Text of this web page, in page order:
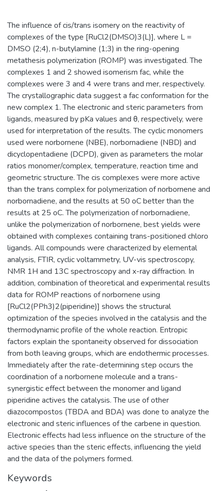
The influence of cis/trans isomery on the reactivity of
complexes of the type [RuCl2(DMSO)3(L)], where L =
DMSO (2;4), n-butylamine (1;3) in the ring-opening
metathesis polymerization (ROMP) was investigated. The
complexes 1 and 2 showed isomerism fac, while the
complexes were 3 and 4 were trans and mer, respectively.
The crystallographic data suggest a fac conformation for the
new complex 1. The electronic and steric parameters from
ligands, measured by pKa values and θ, respectively, were
used for interpretation of the results. The cyclic monomers
used were norbornene (NBE), norbornadiene (NBD) and
dicyclopentadiene (DCPD), given as parameters the molar
ratios monomer/complex, temperature, reaction time and
geometric structure. The cis complexes were more active
than the trans complex for polymerization of norbornene and
norbornadiene, and the results at 50 oC better than the
results at 25 oC. The polymerization of norbornadiene,
unlike the polymerization of norbornene, best yields were
obtained with complexes containing trans-positioned chloro
ligands. All compounds were characterized by elemental
analysis, FTIR, cyclic voltammetry, UV-vis spectroscopy,
NMR 1H and 13C spectroscopy and x-ray diffraction. In
addition, combination of theoretical and experimental results
data for ROMP reactions of norbornene using
[RuCl2(PPh3)2(piperidine)] shows the structural
optimization of the species involved in the catalysis and the
thermodynamic profile of the whole reaction. Entropic
factors explain the spontaneity observed for dissociation
from both leaving groups, which are endothermic processes.
Immediately after the rate-determining step occurs the
coordination of a norbornene molecule and a trans-
synergistic effect between the monomer and ligand
piperidine actives the catalysis. The use of other
diazocompostos (TBDA and BDA) was done to analyze the
electronic and steric influences of the carbene in question.
Electronic effects had less influence on the structure of the
active species than the steric effects, influencing the yield
and the data of the polymers formed.
Keywords